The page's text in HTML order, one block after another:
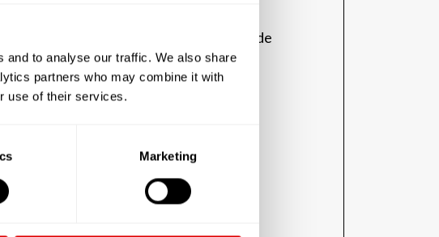
and to analyse our traffic. We also share
partners who may combine it with
use of their services.
Marketing
peuvent ainsi avoir accès à ces lieux de
établissements laïcs, sensibles et